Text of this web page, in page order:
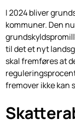
I 2024 bliver
kommuner. Den
til det et nyt
skal fremføres at
fremover ikke kan